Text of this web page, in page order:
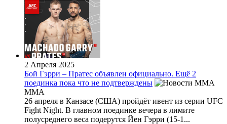
2 Апреля 2025
Бой Гэрри – Пратес объявлен официально. Ещё 2
поединка пока что не подтверждены
MMA
26 апреля в Канзасе (США) пройдёт ивент из серии UFC
Fight Night. В главном поединке вечера в лимите
полусреднего веса подерутся Йен Гэрри (15-1...